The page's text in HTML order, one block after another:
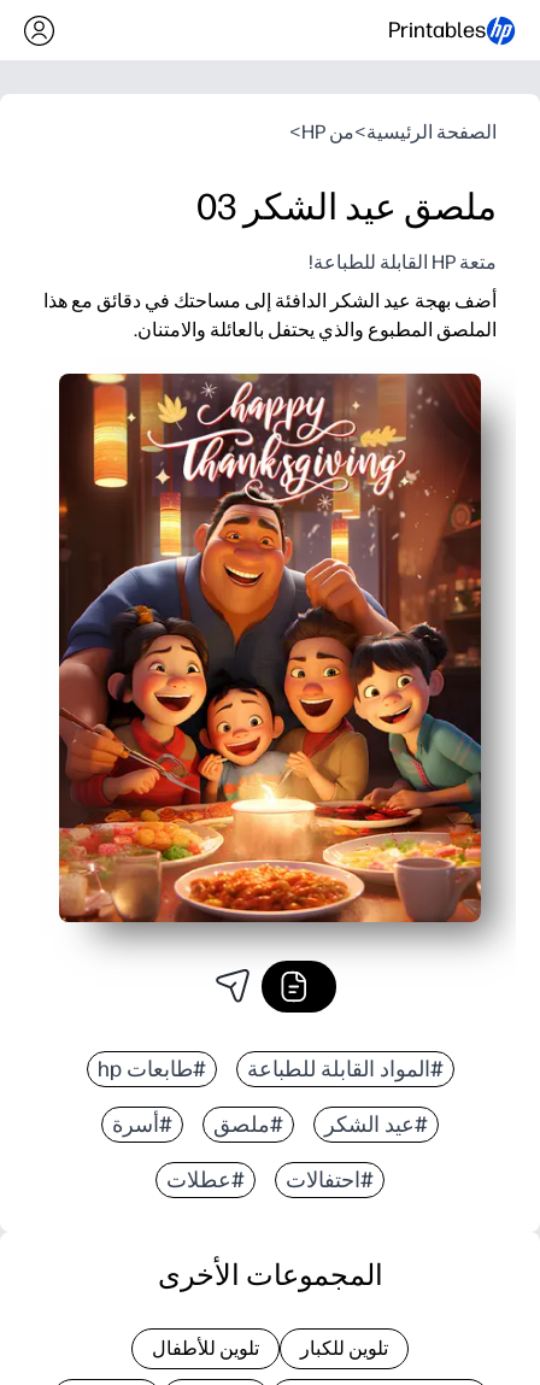
Printables
الصفحة الرئيسية>من HP >
ملصق عيد الشكر 03
متعة HP القابلة للطباعة!
أضف بهجة عيد الشكر الدافئة إلى مساحتك في دقائق مع هذا
الملصق المطبوع والذي يحتفل بالعائلة والامتنان.
إعداد بدون إعداد مسبق - ما عليك سوى الطباعة والتعليق على
تحفيز المحادثة - استخدمها لبدء محادثات الامتنان أو الاجتماعات
مرن لأي مساحة - قابل للتوسعة ليناسب طابعتك وشاشة العرض
مصنوع ليدوم طويلاً - مصفح أو إطار لإعادة الاستخدام الموسمي
#المواد القابلة للطباعة #طابعات hp
#عيد الشكر #ملصق #أسرة
#احتفالات #عطلات
المجموعات الأخرى
تلوين للكبار تلوين للأطفال